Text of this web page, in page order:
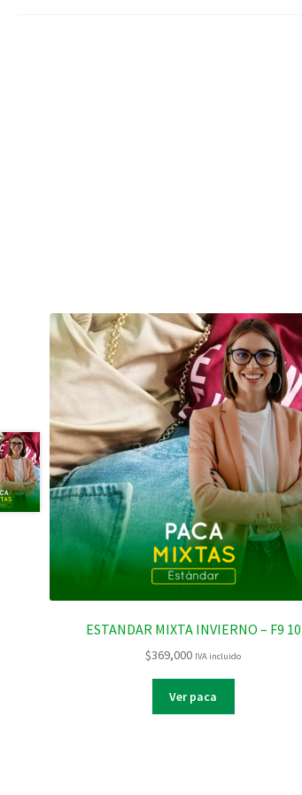
ESTANDAR MIXTA INVIERNO – F9 10
$369,000 IVA incluido
Ver paca